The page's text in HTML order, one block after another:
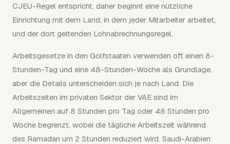
CJEU-Regel entspricht, daher beginnt eine nützliche
Einrichtung mit dem Land, in dem jeder Mitarbeiter arbeitet,
und der dort geltenden Lohnabrechnungsregel.
Arbeitsgesetze in den Golfstaaten verwenden oft einen 8-
Stunden-Tag und eine 48-Stunden-Woche als Grundlage,
aber die Details unterscheiden sich je nach Land. Die
Arbeitszeiten im privaten Sektor der VAE sind im
Allgemeinen auf 8 Stunden pro Tag oder 48 Stunden pro
Woche begrenzt, wobei die tägliche Arbeitszeit während
des Ramadan um 2 Stunden reduziert wird. Saudi-Arabien